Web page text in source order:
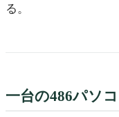
る。
一台の486パソ